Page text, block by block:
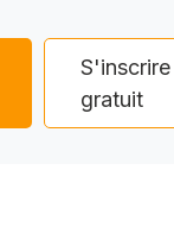
gratuit